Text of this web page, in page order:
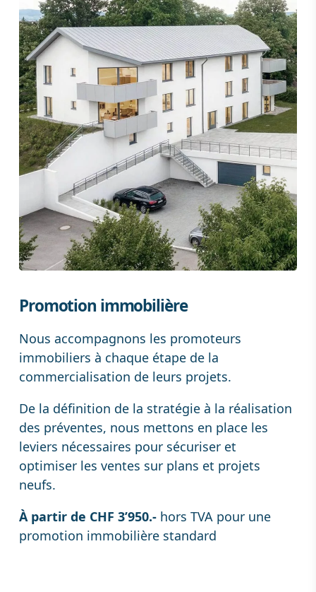
Promotion immobilière
Nous accompagnons les promoteurs
immobiliers à chaque étape de la
commercialisation de leurs projets.
De la définition de la stratégie à la réalisation
des préventes, nous mettons en place les
leviers nécessaires pour sécuriser et
optimiser les ventes sur plans et projets
neufs.
À partir de CHF 3’950.- hors TVA pour une
promotion immobilière standard